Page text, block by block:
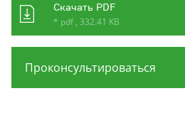
Скачать PDF
* pdf , 332.41 KB
Проконсультироваться